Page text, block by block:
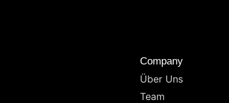
Company
Über Uns
Team